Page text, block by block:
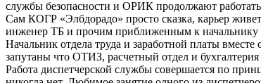
службы безопасности и ОРИК продолжают
Сам КОГР «Элбдорадо» просто сказка, карьер
инженер ТБ и прочим приближенным к начальнику
Начальник отдела труда и заработной платы
запутаны что ОТИЗ, расчетный отдел и
Работа диспетчерской службы совершается по